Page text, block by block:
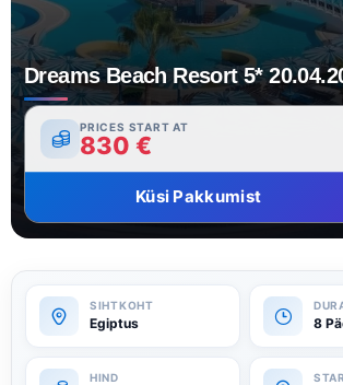
Dreams Beach Resort 5*
PRICES START AT
830 €
Küsi Pakkumist
Egiptus 8